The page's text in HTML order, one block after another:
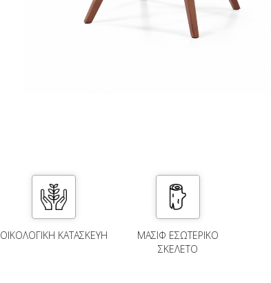
ΟΙΚΟΛΟΓΙΚΗ ΚΑΤΑΣΚΕΥΗ
ΜΑΣΙΦ ΕΣΩΤΕΡΙΚΟ
ΣΚΕΛΕΤΟ